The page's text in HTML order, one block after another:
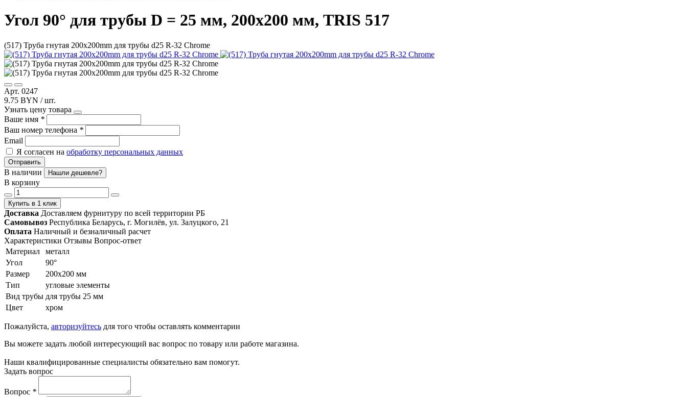
Угол 90° для трубы D = 25 мм, 200x200 мм, TRIS 517
(517) Труба гнутая 200х200mm для трубы d25 R-32 Chrome
Арт. 0247
9.75 BYN / шт.
Узнать цену товара
Ваше имя *
Ваш номер телефона *
Email
Я согласен на обработку персональных данных
Отправить
В наличии Нашли дешевле?
В корзину
Купить в 1 клик
Доставка Доставляем фурнитуру по всей территории РБ
Самовывоз Республика Беларусь, г. Могилёв, ул. Залуцкого, 21
Оплата Наличный и безналичный расчет
Характеристики Отзывы Вопрос-ответ
Материал
металл
Угол
90°
Размер
200x200 мм
Тип
угловые элементы
Вид трубы для трубы 25 мм
Цвет
хром
Пожалуйста, авторизуйтесь для того чтобы оставлять комментарии
Вы можете задать любой интересующий вас вопрос по товару или работе магазина.
Наши квалифицированные специалисты обязательно вам помогут.
Задать вопрос
Вопрос *